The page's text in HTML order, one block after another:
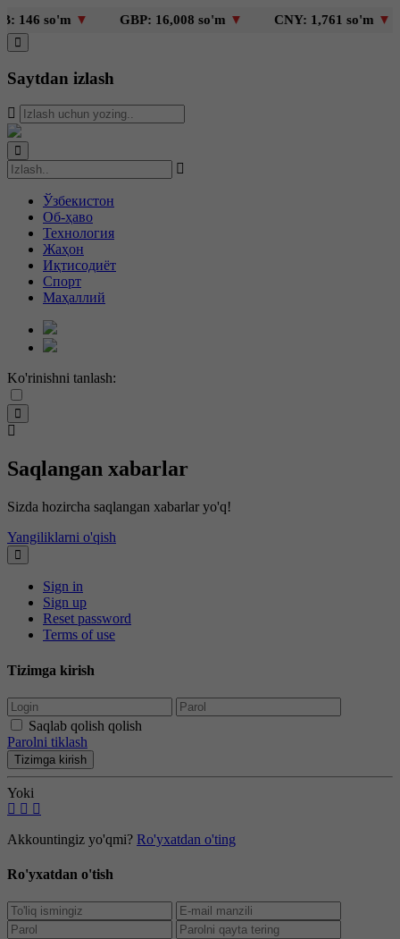
so'm▼ GBP: 16,008 so'm▼ CNY: 1,761 so'm▼
Saytdan izlash
Ўзбекистон
Об-ҳаво
Технология
Жаҳон
Иқтисодиёт
Спорт
Маҳаллий
Ko'rinishni tanlash:
Saqlangan xabarlar
Sizda hozircha saqlangan xabarlar yo'q!
Yangiliklarni o'qish
Sign in
Sign up
Reset password
Terms of use
Tizimga kirish
Saqlab qolish qolish
Parolni tiklash
Tizimga kirish
Yoki
Akkountingiz yo'qmi? Ro'yxatdan o'ting
Ro'yxatdan o'tish